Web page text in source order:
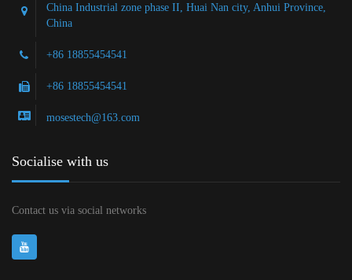
China Industrial zone phase II, Huai Nan city, Anhui Province,
China
+86 18855454541
+86 18855454541
mosestech@163.com
Socialise with us
Contact us via social networks